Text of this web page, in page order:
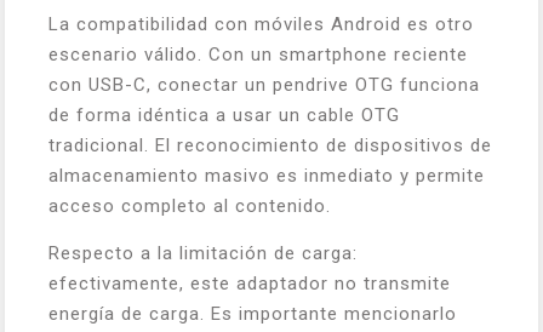
La compatibilidad con móviles Android es otro
escenario válido. Con un smartphone reciente
con USB-C, conectar un pendrive OTG funciona
de forma idéntica a usar un cable OTG
tradicional. El reconocimiento de dispositivos de
almacenamiento masivo es inmediato y permite
acceso completo al contenido.
Respecto a la limitación de carga:
efectivamente, este adaptador no transmite
energía de carga. Es importante mencionarlo